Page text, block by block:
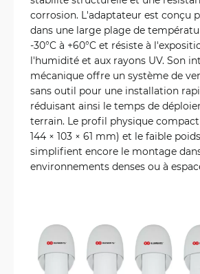
corrosion. L'adaptateur est conçu
dans une large plage de
-30°C à +60°C et résiste à
l'humidité et aux rayons UV. Son
mécanique offre un système de
sans outil pour une installation
réduisant ainsi le temps de
terrain. Le profil physique
144 × 103 × 61 mm) et le faible
simplifient encore le montage
environnements denses ou à